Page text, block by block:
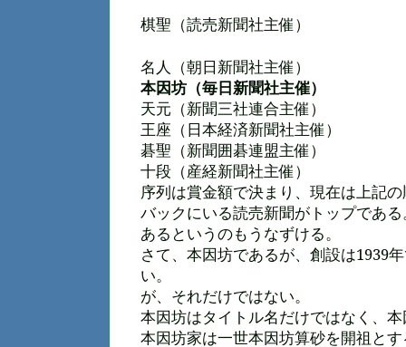
棋聖（読売新聞社主催）
名人（朝日新聞社主催）
本因坊（毎日新聞社主催）
天元（新聞三社連合主催）
王座（日本経済新聞社主催）
碁聖（新聞囲碁連盟主催）
十段（産経新聞社主催）
序列は賞金額で決まり、現在は上記
バックにいる読売新聞がトップであ
あるというのもうなずける。
さて、本因坊であるが、創設は1939
い。
が、それだけではない。
本因坊はタイトル名だけではなく、
本因坊家は一世本因坊算砂を開祖と